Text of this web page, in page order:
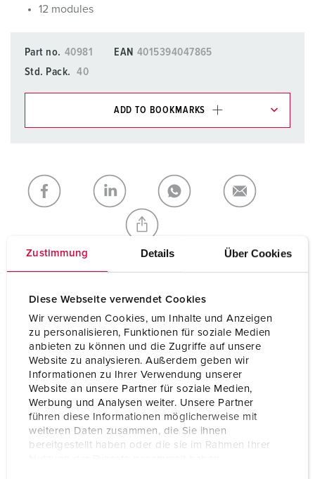
Zustimmung Details Über Cookies
Diese Webseite verwendet Cookies
Wir verwenden Cookies, um Inhalte und Anzeigen
zu personalisieren, Funktionen für soziale Medien
anbieten zu können und die Zugriffe auf unsere
Website zu analysieren. Außerdem geben wir
Informationen zu Ihrer Verwendung unserer
Website an unsere Partner für soziale Medien,
Werbung und Analysen weiter. Unsere Partner
führen diese Informationen möglicherweise mit
weiteren Daten zusammen, die Sie ihnen
bereitgestellt haben oder die sie im Rahmen Ihrer
12 modules
Part no. 40981 EAN 4015394047865
Std. Pack.
40
ADD TO BOOKMARKS
My list ADD
CREATE A NEW LIST
Technical specifications
Hinged window 40981